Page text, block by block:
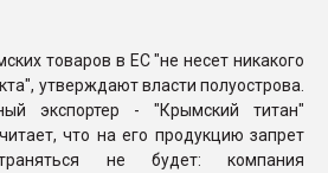
товаров в ЕС "не несет никакого
утверждают власти полуострова.
экспортер - "Крымский титан"
что на его продукцию запрет
не будет: компания